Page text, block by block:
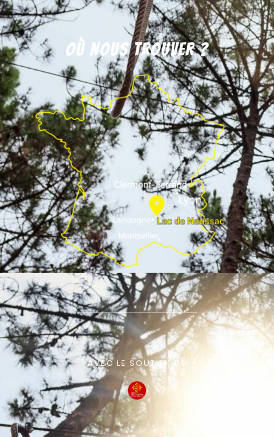
Où nous trouver ?
AVEC LE SOUTIEN DE